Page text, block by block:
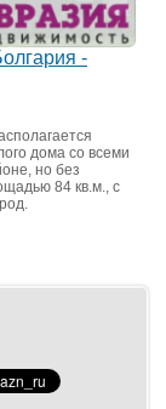
-
дома со всеми
но без
84 кв.м., с